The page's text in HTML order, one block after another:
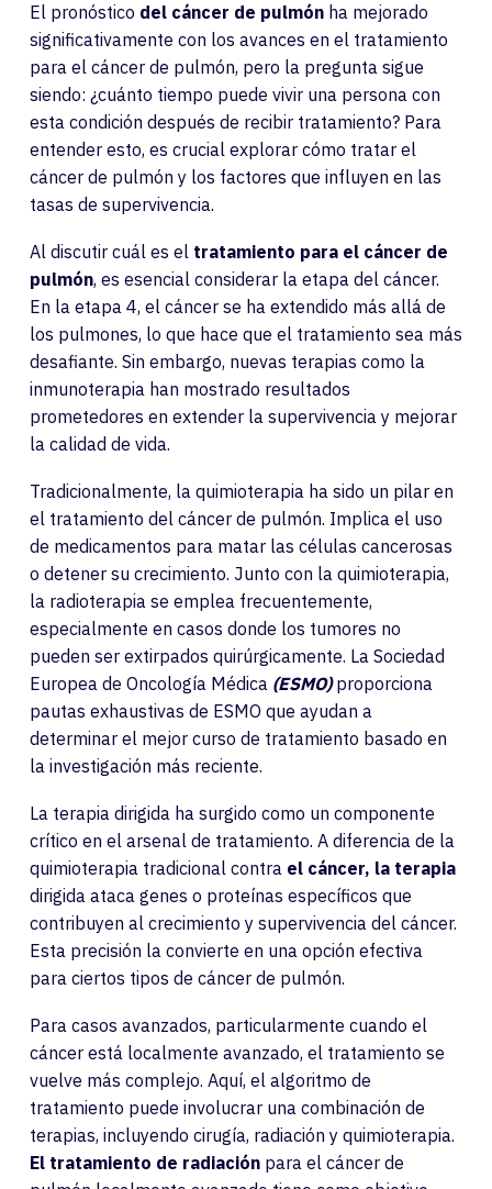
El pronóstico del cáncer de pulmón ha mejorado
significativamente con los avances en el tratamiento
para el cáncer de pulmón, pero la pregunta sigue
siendo: ¿cuánto tiempo puede vivir una persona con
esta condición después de recibir tratamiento? Para
entender esto, es crucial explorar cómo tratar el
cáncer de pulmón y los factores que influyen en las
tasas de supervivencia.
Al discutir cuál es el tratamiento para el cáncer de
pulmón, es esencial considerar la etapa del cáncer.
En la etapa 4, el cáncer se ha extendido más allá de
los pulmones, lo que hace que el tratamiento sea más
desafiante. Sin embargo, nuevas terapias como la
inmunoterapia han mostrado resultados
prometedores en extender la supervivencia y mejorar
la calidad de vida.
Tradicionalmente, la quimioterapia ha sido un pilar en
el tratamiento del cáncer de pulmón. Implica el uso
de medicamentos para matar las células cancerosas
o detener su crecimiento. Junto con la quimioterapia,
la radioterapia se emplea frecuentemente,
especialmente en casos donde los tumores no
pueden ser extirpados quirúrgicamente. La Sociedad
Europea de Oncología Médica (ESMO)proporciona
pautas exhaustivas de ESMO que ayudan a
determinar el mejor curso de tratamiento basado en
la investigación más reciente.
La terapia dirigida ha surgido como un componente
crítico en el arsenal de tratamiento. A diferencia de la
quimioterapia tradicional contra el cáncer, la terapia
dirigida ataca genes o proteínas específicos que
contribuyen al crecimiento y supervivencia del cáncer.
Esta precisión la convierte en una opción efectiva
para ciertos tipos de cáncer de pulmón.
Para casos avanzados, particularmente cuando el
cáncer está localmente avanzado, el tratamiento se
vuelve más complejo. Aquí, el algoritmo de
tratamiento puede involucrar una combinación de
terapias, incluyendo cirugía, radiación y quimioterapia.
El tratamiento de radiación para el cáncer de